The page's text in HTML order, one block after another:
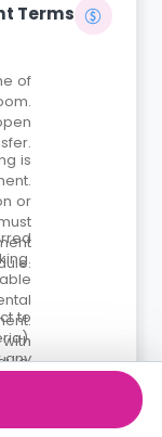
Terms
of
is
or
to
any